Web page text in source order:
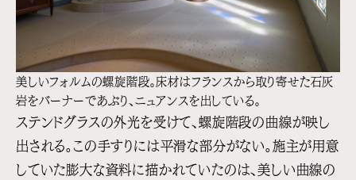
美しいフォルムの螺旋階段。床材はフランスから取り寄せた石灰
岩をバーナーであぶり、ニュアンスを出している。
ステンドグラスの外光を受けて、螺旋階段の曲線が映し
出される。この手すりには平滑な部分がない。施主が用意
していた膨大な資料に描かれていたのは、美しい曲線の